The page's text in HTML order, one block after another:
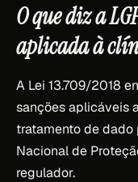
O que diz a
aplicada à
A Lei 13.709/2018
sanções aplicáveis
tratamento de dado
Nacional de
regulador.